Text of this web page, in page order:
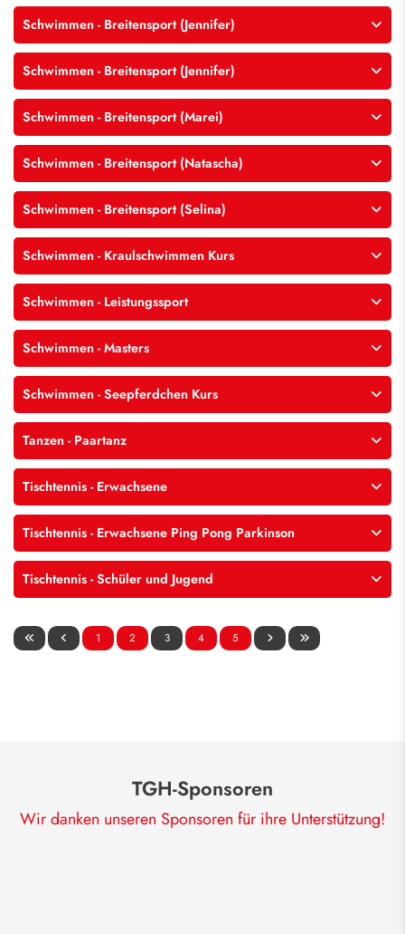
Schwimmen - Breitensport (Jennifer)
Schwimmen - Breitensport (Jennifer)
Schwimmen - Breitensport (Marei)
Schwimmen - Breitensport (Natascha)
Schwimmen - Breitensport (Selina)
Schwimmen - Kraulschwimmen Kurs
Schwimmen - Leistungssport
Schwimmen - Masters
Schwimmen - Seepferdchen Kurs
Tanzen - Paartanz
Tischtennis - Erwachsene
Tischtennis - Erwachsene Ping Pong Parkinson
Tischtennis - Schüler und Jugend
1 2 3 4 5
TGH-Sponsoren
Wir danken unseren Sponsoren für ihre Unterstützung!